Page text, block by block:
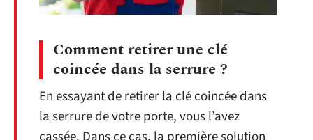
Comment retirer une clé
coincée dans la serrure ?
En essayant de retirer la clé coincée dans
la serrure de votre porte, vous l’avez